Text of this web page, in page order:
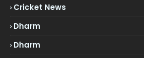
Cricket News
Dharm
Dharm